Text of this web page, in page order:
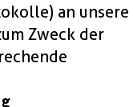
an unsere
Zweck der